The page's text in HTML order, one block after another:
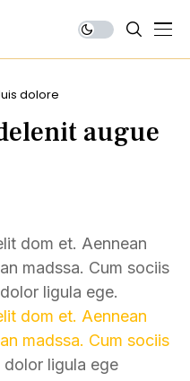
dolore
augue
dom et. Aennean
madssa. Cum sociis
ligula ege.
dom et. Aennean
madssa. Cum sociis
dolor ligula ege